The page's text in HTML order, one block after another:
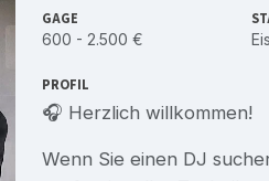
GAGE
600 - 2.500 €
PROFIL
🎧 Herzlich willkommen!
Wenn Sie einen DJ